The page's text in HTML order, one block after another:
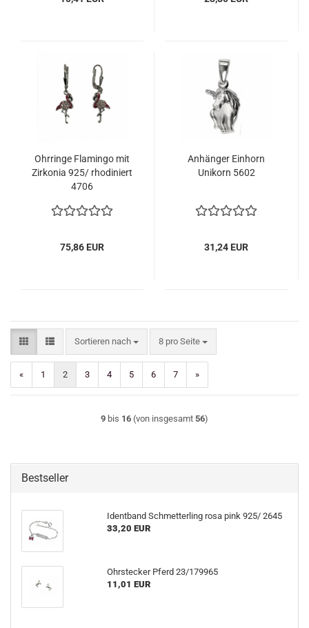
Ohrringe Flamingo mit
Zirkonia 925/ rhodiniert
4706
75,86 EUR
Anhänger Einhorn
Unikorn 5602
31,24 EUR
Sortieren nach
Sortieren nach 8 pro Seite
pro Seite
« 1 2 3 4 5 6 7 »
9 bis 16 (von insgesamt 56)
Bestseller
Identband Schmetterling rosa pink 925/ 2645
33,20 EUR
Ohrstecker Pferd 23/179965
11,01 EUR